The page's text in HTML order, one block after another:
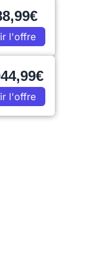
l'offre
l'offre